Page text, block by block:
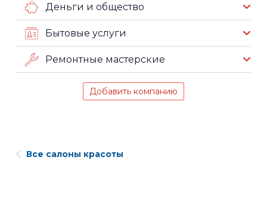
Деньги и общество
Бытовые услуги
Ремонтные мастерские
Добавить компанию
Все салоны красоты